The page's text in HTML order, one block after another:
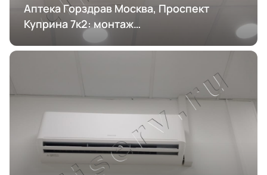
Аптека Горздрав Москва, Проспект
Куприна 7к2: монтаж
кондиционирования